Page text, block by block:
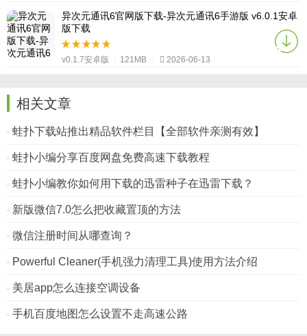
异次元通讯6官网版下载-异次元通讯6手游版 v6.0.1安卓
版下载
v0.1.7安卓版 121MB 2026-06-13
相关文章
蛙扑下载站推出精品软件栏目【全部软件亲测有效】
蛙扑小编分享百度网盘免费高速下载教程
蛙扑小编教你如何用下载的迅雷种子在迅雷下载？
新版微信7.0怎么把收藏置顶的方法
微信注册时间从哪查询？
Powerful Cleaner(手机强力清理工具)使用方法介绍
美居app怎么连接空调设备
手机百度地图怎么设置不走高速公路